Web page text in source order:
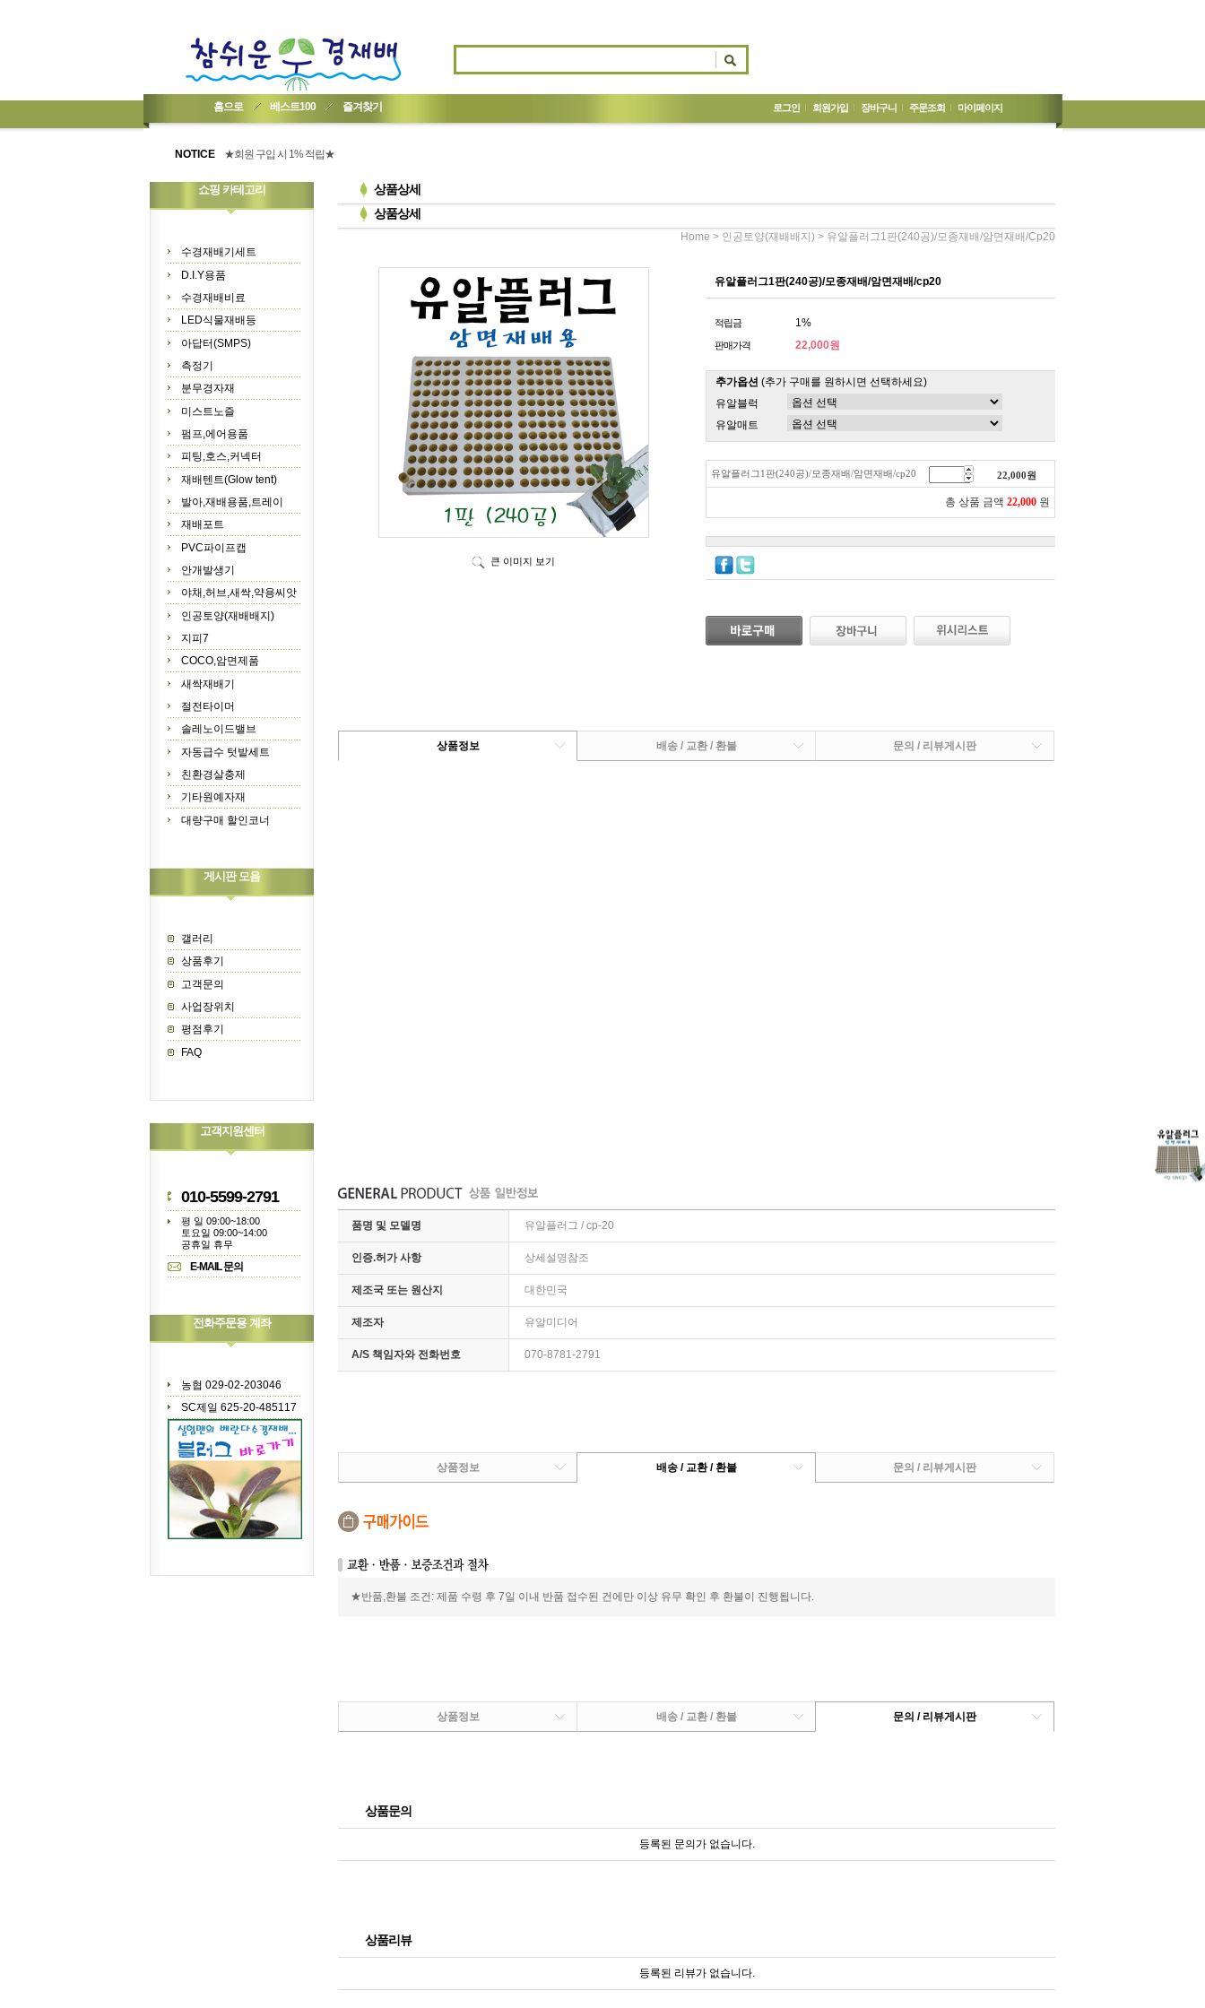
홈으로 베스트100 즐겨찾기 로그인 회원가입 장바구니 주문조회 마이페이지
NOTICE
★회원 구입 시 1% 적립★
쇼핑 카테고리
수경재배기세트
D.I.Y용품
수경재배비료
LED식물재배등
아답터(SMPS)
측정기
분무경자재
미스트노즐
펌프,에어용품
피팅,호스,커넥터
재배텐트(Glow tent)
발아,재배용품,트레이
재배포트
PVC파이프캡
안개발생기
야채,허브,새싹,약용씨앗
인공토양(재배배지)
지피7
COCO,암면제품
새싹재배기
절전타이머
솔레노이드밸브
자동급수 텃밭세트
친환경살충제
기타원예자재
대량구매 할인코너
게시판 모음
갤러리
상품후기
고객문의
사업장위치
평점후기
FAQ
고객지원센터
010-5599-2791
평 일 09:00~18:00
토요일 09:00~14:00
공휴일 휴무
E-MAIL 문의
전화주문용 계좌
농협 029-02-203046
SC제일 625-20-485117
상품상세
상품상세
Home > 인공토양(재배배지) > 유알플러그1판(240공)/모종재배/암면재배/cp20
큰 이미지 보기
유알플러그1판(240공)/모종재배/암면재배/cp20
적립금 1%
판매가격 22,000원
추가옵션 (추가 구매를 원하시면 선택하세요)
유알블럭
유알매트
유알플러그1판(240공)/모종재배/암면재배/cp20 22,000원
총 상품 금액 22,000 원
상품정보 배송 / 교환 / 환불 문의 / 리뷰게시판
품명 및 모델명 유알플러그 / cp-20
인증.허가 사항 상세설명참조
제조국 또는 원산지 대한민국
제조자 유알미디어
A/S 책임자와 전화번호 070-8781-2791
상품정보 배송 / 교환 / 환불 문의 / 리뷰게시판
★반품,환불 조건: 제품 수령 후 7일 이내 반품 접수된 건에만 이상 유무 확인 후 환불이 진행됩니다.
상품정보 배송 / 교환 / 환불 문의 / 리뷰게시판
상품문의
등록된 문의가 없습니다.
상품리뷰
등록된 리뷰가 없습니다.